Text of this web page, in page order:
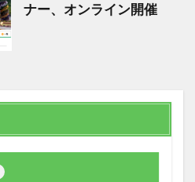
ナー、オンライン開催